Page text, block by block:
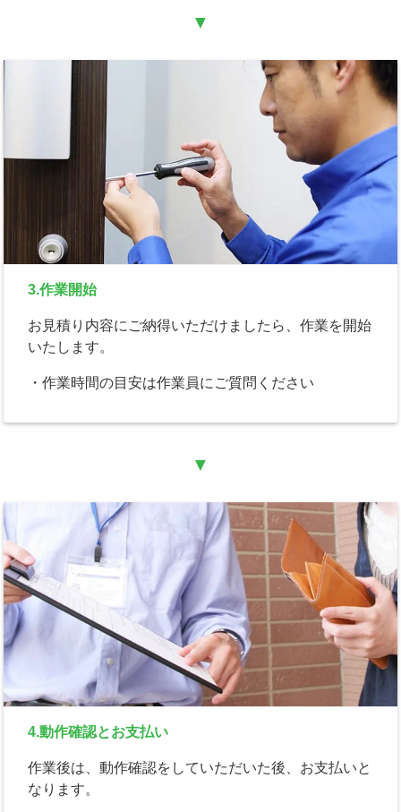
▼
3.作業開始
お見積り内容にご納得いただけましたら、作業を開始
いたします。
・作業時間の目安は作業員にご質問ください
▼
4.動作確認とお支払い
作業後は、動作確認をしていただいた後、お支払いと
なります。